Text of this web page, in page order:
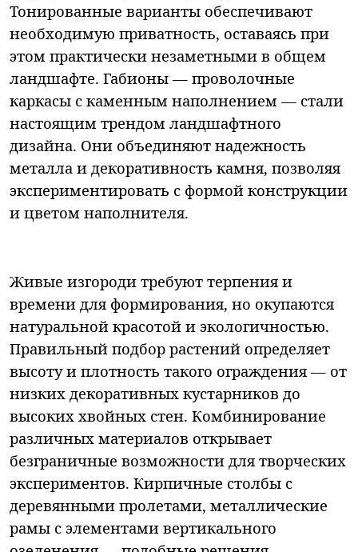
Тонированные варианты обеспечивают
необходимую приватность, оставаясь при
этом практически незаметными в общем
ландшафте. Габионы — проволочные
каркасы с каменным наполнением — стали
настоящим трендом ландшафтного
дизайна. Они объединяют надежность
металла и декоративность камня, позволяя
экспериментировать с формой конструкции
и цветом наполнителя.
Живые изгороди требуют терпения и
времени для формирования, но окупаются
натуральной красотой и экологичностью.
Правильный подбор растений определяет
высоту и плотность такого ограждения — от
низких декоративных кустарников до
высоких хвойных стен. Комбинирование
различных материалов открывает
безграничные возможности для творческих
экспериментов. Кирпичные столбы с
деревянными пролетами, металлические
рамы с элементами вертикального